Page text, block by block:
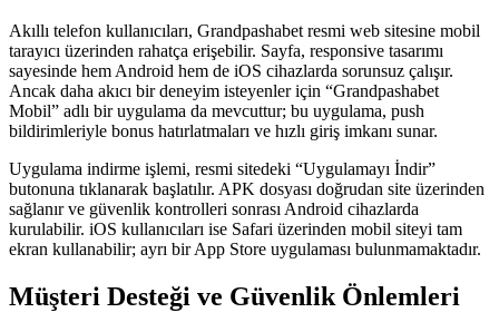
Akıllı telefon kullanıcıları, Grandpashabet resmi web sitesine mobil
tarayıcı üzerinden rahatça erişebilir. Sayfa, responsive tasarımı
sayesinde hem Android hem de iOS cihazlarda sorunsuz çalışır.
Ancak daha akıcı bir deneyim isteyenler için “Grandpashabet
Mobil” adlı bir uygulama da mevcuttur; bu uygulama, push
bildirimleriyle bonus hatırlatmaları ve hızlı giriş imkanı sunar.
Uygulama indirme işlemi, resmi sitedeki “Uygulamayı İndir”
butonuna tıklanarak başlatılır. APK dosyası doğrudan site üzerinden
sağlanır ve güvenlik kontrolleri sonrası Android cihazlarda
kurulabilir. iOS kullanıcıları ise Safari üzerinden mobil siteyi tam
ekran kullanabilir; ayrı bir App Store uygulaması bulunmamaktadır.
Müşteri Desteği ve Güvenlik Önlemleri